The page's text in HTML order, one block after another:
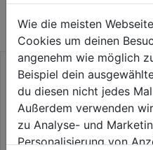
KATEGORIE
Wie die meisten
Cookies um deinen
angenehm wie möglich
Beispiel dein
du diesen nicht jedes
Außerdem verwenden
zu Analyse- und
Personalisierung von